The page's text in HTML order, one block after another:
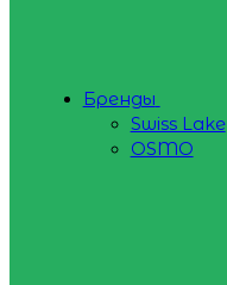
Бренды
Swiss Lake
OSMO